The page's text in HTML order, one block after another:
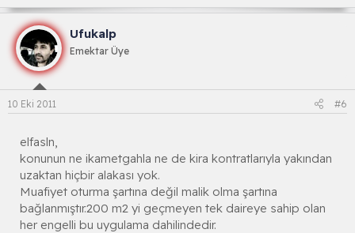
Ufukalp
Emektar Üye
10 Eki 2011 #6
elfasln,
konunun ne ikametgahla ne de kira kontratlarıyla yakından
uzaktan hiçbir alakası yok.
Muafiyet oturma şartına değil malik olma şartına
bağlanmıştır.200 m2 yi geçmeyen tek daireye sahip olan
her engelli bu uygulama dahilindedir.